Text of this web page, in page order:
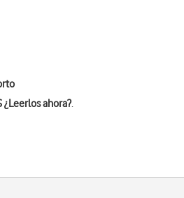
¿Leerlos ahora?.